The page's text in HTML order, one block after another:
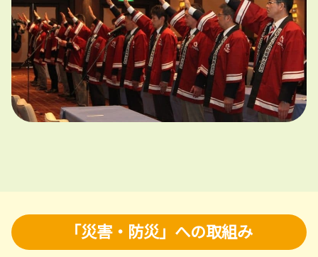
「災害・防災」への取組み